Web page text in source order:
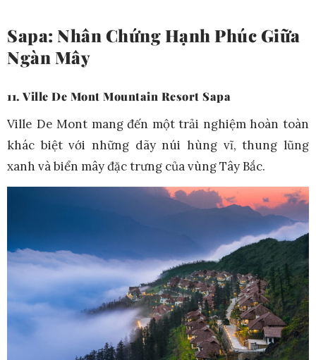
Sapa: Nhân Chứng Hạnh Phúc Giữa
Ngàn Mây
11. Ville De Mont Mountain Resort Sapa
Ville De Mont mang đến một trải nghiệm hoàn toàn
khác biệt với những dãy núi hùng vĩ, thung lũng
xanh và biển mây đặc trưng của vùng Tây Bắc.